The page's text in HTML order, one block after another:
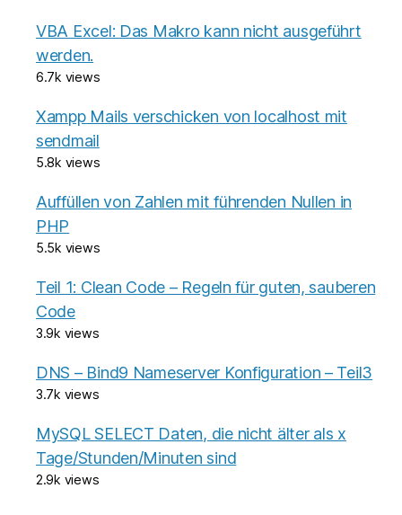
VBA Excel: Das Makro kann nicht ausgeführt
werden.
6.7k views
Xampp Mails verschicken von localhost mit
sendmail
5.8k views
Auffüllen von Zahlen mit führenden Nullen in
PHP
5.5k views
Teil 1: Clean Code – Regeln für guten, sauberen
Code
3.9k views
DNS – Bind9 Nameserver Konfiguration – Teil3
3.7k views
MySQL SELECT Daten, die nicht älter als x
Tage/Stunden/Minuten sind
2.9k views